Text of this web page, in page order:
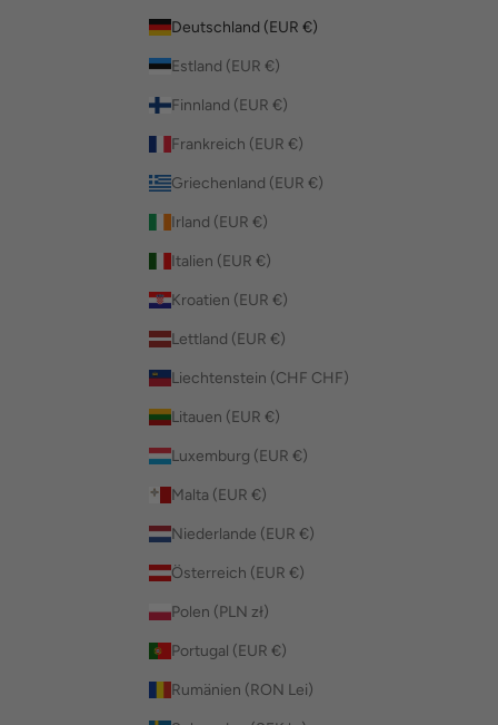
Deutschland (EUR €)
Estland (EUR €)
Finnland (EUR €)
Frankreich (EUR €)
Griechenland (EUR €)
Irland (EUR €)
Italien (EUR €)
Kroatien (EUR €)
Lettland (EUR €)
Liechtenstein (CHF CHF)
Litauen (EUR €)
Luxemburg (EUR €)
Malta (EUR €)
Niederlande (EUR €)
Österreich (EUR €)
Polen (PLN zł)
Portugal (EUR €)
Rumänien (RON Lei)